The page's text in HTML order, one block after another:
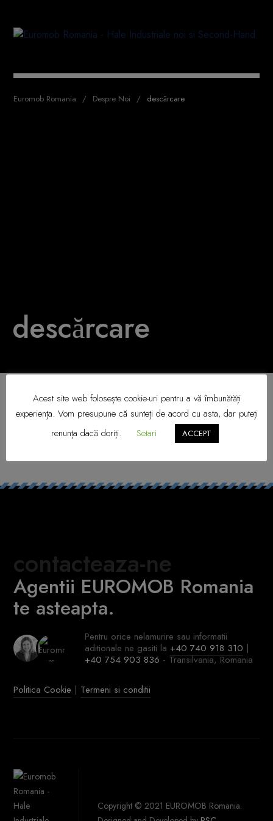
Euromob Romania Despre Noi descărcare
descărcare
contacteaza-ne
Agentii EUROMOB Romania
te asteapta.
Pentru orice nelamurire sau informatii
aditionale ne gasiti la+40 740 918 310 |
+40 754 903 836 - Transilvania, Romania
Politica Cookie | Termeni si conditii
Copyright © 2021 EUROMOB Romania.
Acest site web folosește cookie-uri pentru a vă îmbunătăți
experiența. Vom presupune că sunteți de acord cu asta, dar puteți
renunța dacă doriți.
Setari ACCEPT